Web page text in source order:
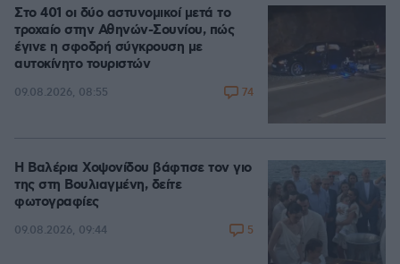
Στο 401 οι δύο αστυνομικοί μετά το
τροχαίο στην Αθηνών-Σουνίου, πώς
έγινε η σφοδρή σύγκρουση με
αυτοκίνητο τουριστών
09.08.2026, 08:55 74
Η Βαλέρια Χοψονίδου βάφτισε τον γιο
της στη Βουλιαγμένη, δείτε
φωτογραφίες
09.08.2026, 09:44 5